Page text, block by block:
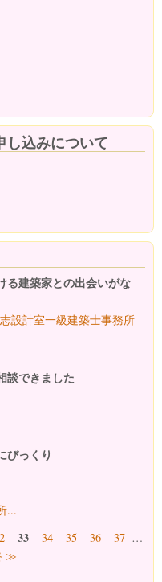
し込みについて
る建築家との出会いがな
設計室一級建築士事務所
談できました
びっくり
...
33 34 35 36 37 …
≫